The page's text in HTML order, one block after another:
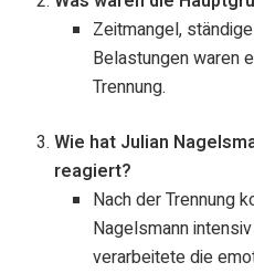
Zeitmangel,
Belastungen waren
Trennung.
Wie hat Julian
reagiert?
Nach der Trennung
Nagelsmann
verarbeitete die